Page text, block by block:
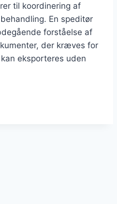
til koordinering af
En speditør
forståelse af
der kræves for
eksporteres uden